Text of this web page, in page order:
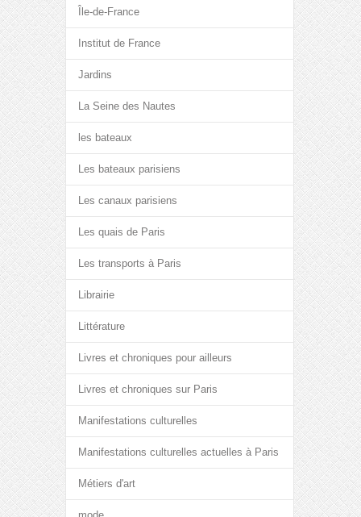
Île-de-France
Institut de France
Jardins
La Seine des Nautes
les bateaux
Les bateaux parisiens
Les canaux parisiens
Les quais de Paris
Les transports à Paris
Librairie
Littérature
Livres et chroniques pour ailleurs
Livres et chroniques sur Paris
Manifestations culturelles
Manifestations culturelles actuelles à Paris
Métiers d'art